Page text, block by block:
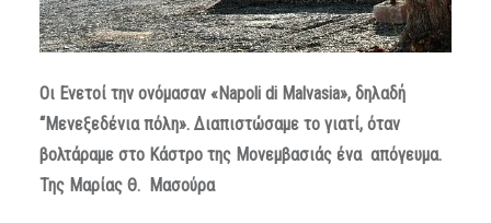
Οι Ενετοί την ονόμασαν «Napoli di Malvasia», δηλαδή
“Μενεξεδένια πόλη». Διαπιστώσαμε το γιατί, όταν
βολτάραμε στο Κάστρο της Μονεμβασιάς ένα απόγευμα.
Της Μαρίας Θ. Μασούρα